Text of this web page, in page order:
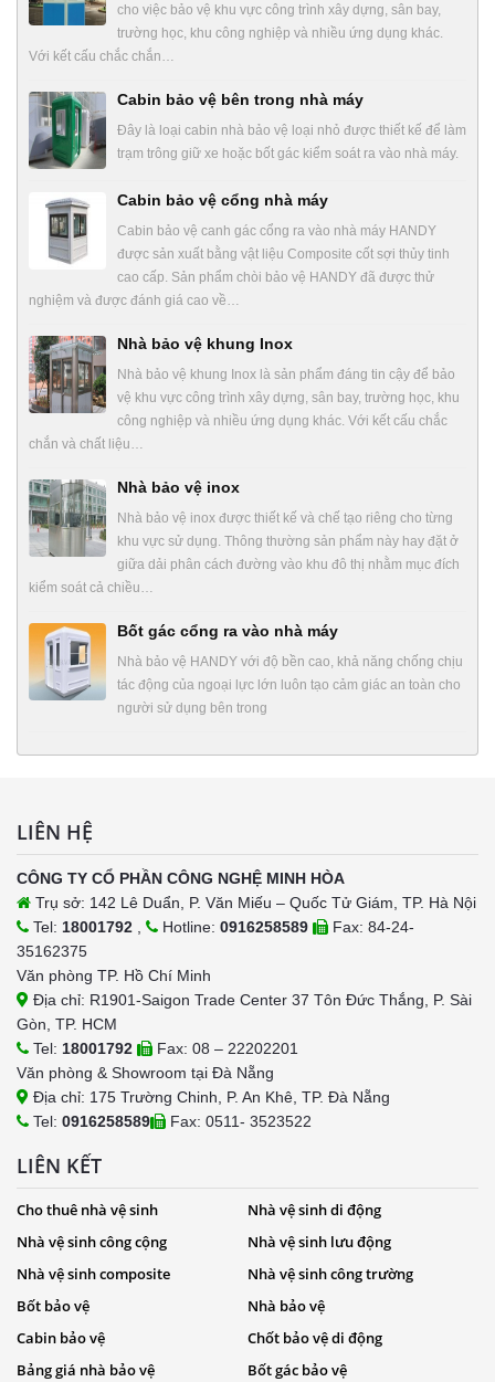
cho việc bảo vệ khu vực công trình xây dựng, sân bay,
trường học, khu công nghiệp và nhiều ứng dụng khác.
Với kết cấu chắc chắn…
Cabin bảo vệ bên trong nhà máy
Đây là loại cabin nhà bảo vệ loại nhỏ được thiết kế để làm
trạm trông giữ xe hoặc bốt gác kiểm soát ra vào nhà máy.
Cabin bảo vệ cổng nhà máy
Cabin bảo vệ canh gác cổng ra vào nhà máy HANDY
được sản xuất bằng vật liệu Composite cốt sợi thủy tinh
cao cấp. Sản phẩm chòi bảo vệ HANDY đã được thử
nghiệm và được đánh giá cao về…
Nhà bảo vệ khung Inox
Nhà bảo vệ khung Inox là sản phẩm đáng tin cậy để bảo
vệ khu vực công trình xây dựng, sân bay, trường học, khu
công nghiệp và nhiều ứng dụng khác. Với kết cấu chắc
chắn và chất liệu…
Nhà bảo vệ inox
Nhà bảo vệ inox được thiết kế và chế tạo riêng cho từng
khu vực sử dụng. Thông thường sản phẩm này hay đặt ở
giữa dải phân cách đường vào khu đô thị nhằm mục đích
kiểm soát cả chiều…
Bốt gác cổng ra vào nhà máy
Nhà bảo vệ HANDY với độ bền cao, khả năng chống chịu
tác động của ngoại lực lớn luôn tạo cảm giác an toàn cho
người sử dụng bên trong
LIÊN HỆ
CÔNG TY CỔ PHẦN CÔNG NGHỆ MINH HÒA
Trụ sở: 142 Lê Duẩn, P. Văn Miếu – Quốc Tử Giám, TP. Hà Nội
Tel: 18001792 Hotline: 0916258589
Fax: 84-24-
35162375
Văn phòng TP. Hồ Chí Minh
Địa chỉ: R1901-Saigon Trade Center 37 Tôn Đức Thắng, P. Sài
Gòn, TP. HCM
Tel: 18001792
Fax: 08 – 22202201
Văn phòng & Showroom tại Đà Nẵng
Địa chỉ: 175 Trường Chinh, P. An Khê, TP. Đà Nẵng
Tel: 0916258589 Fax: 0511- 3523522
LIÊN KẾT
Cho thuê nhà vệ sinh
Nhà vệ sinh di động
Nhà vệ sinh công cộng
Nhà vệ sinh lưu động
Nhà vệ sinh composite
Nhà vệ sinh công trường
Bốt bảo vệ
Nhà bảo vệ
Cabin bảo vệ
Chốt bảo vệ di động
Bảng giá nhà bảo vệ
Bốt gác bảo vệ